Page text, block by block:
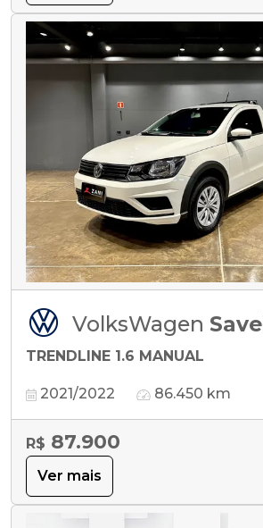
VolksWagen
TRENDLINE 1.6 MANUAL
2021/2022 86.450 km
R$ 87.900
Ver mais